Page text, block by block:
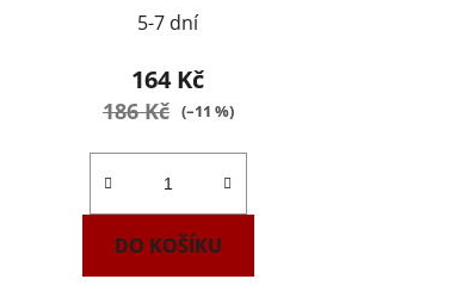
5-7 dní
164 Kč
186 Kč (–11 %)
DO KOŠÍKU